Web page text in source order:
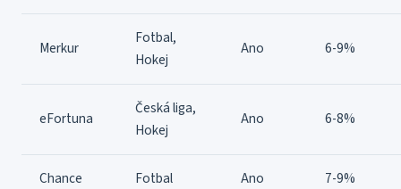
Merkur
Fotbal,
Hokej
Ano 6-9%
eFortuna
Česká liga,
Hokej
Ano 6-8%
Chance Fotbal Ano 7-9%